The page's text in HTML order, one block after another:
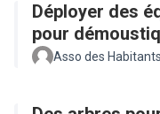
Déployer des
pour
Asso des